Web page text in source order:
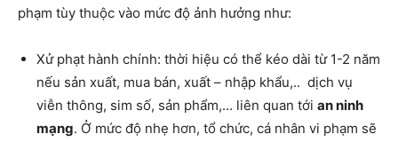
phạm tùy thuộc vào mức độ ảnh hưởng như:
Xử phạt hành chính: thời hiệu có thể kéo dài từ 1-2 năm
nếu sản xuất, mua bán, xuất – nhập khẩu,.. dịch vụ
viễn thông, sim số, sản phẩm,… liên quan tới an ninh
mạng. Ở mức độ nhẹ hơn, tổ chức, cá nhân vi phạm sẽ